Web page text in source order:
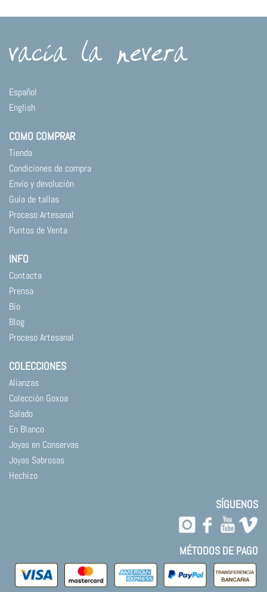
Español
English
COMO COMPRAR
Tienda
Condiciones de compra
Envío y devolución
Guía de tallas
Proceso Artesanal
Puntos de Venta
INFO
Contacta
Prensa
Bio
Blog
Proceso Artesanal
COLECCIONES
Alianzas
Colección Goxoa
Salado
En Blanco
Joyas en Conservas
Joyas Sabrosas
Hechizo
SÍGUENOS
MÉTODOS DE PAGO